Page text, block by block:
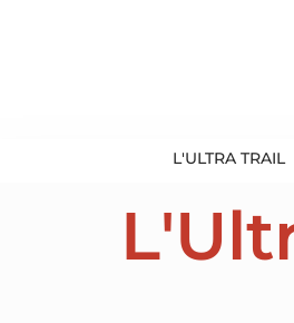
L'ULTRA TRAIL